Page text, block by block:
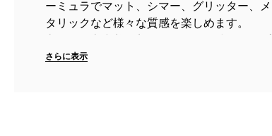
ーミュラでマット、シマー、グリッター、メ
タリックなど様々な質感を楽しめます。
します。
さらに表示